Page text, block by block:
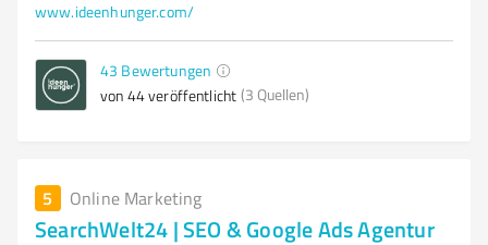
www.ideenhunger.com/
43 Bewertungen
von 44 veröffentlicht (3 Quellen)
5 Online Marketing
SearchWelt24 | SEO & Google Ads Agentur